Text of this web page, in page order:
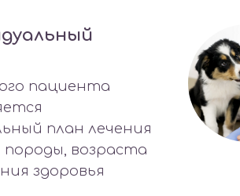
пациента
план лечения
породы, возраста
здоровья